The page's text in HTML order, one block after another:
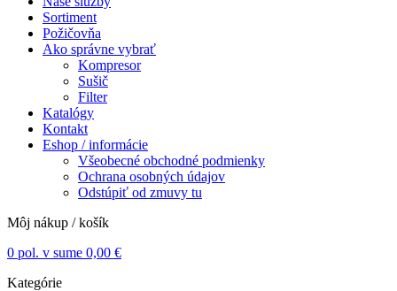
Sortiment
Požičovňa
Ako správne vybrať
Kompresor
Sušič
Filter
Katalógy
Kontakt
Eshop / informácie
Všeobecné obchodné podmienky
Ochrana osobných údajov
Odstúpiť od zmuvy tu
Môj nákup / košík
0 pol. v sume 0,00 €
Kategórie